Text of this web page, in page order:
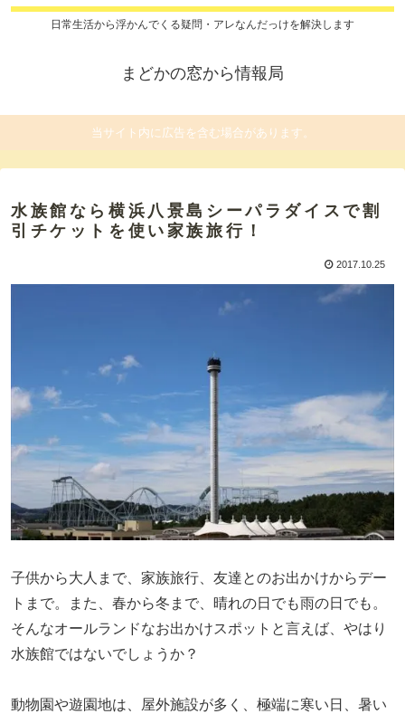
日常生活から浮かんでくる疑問・アレなんだっけを解決します
まどかの窓から情報局
当サイト内に広告を含む場合があります。
水族館なら横浜八景島シーパラダイスで割
引チケットを使い家族旅行！
2017.10.25
子供から大人まで、家族旅行、友達とのお出かけからデー
トまで。また、春から冬まで、晴れの日でも雨の日でも。
そんなオールランドなお出かけスポットと言えば、やはり
水族館ではないでしょうか？
動物園や遊園地は、屋外施設が多く、極端に寒い日、暑い